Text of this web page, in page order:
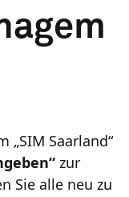
„SIM Saarland“
zur
Sie alle neu zu